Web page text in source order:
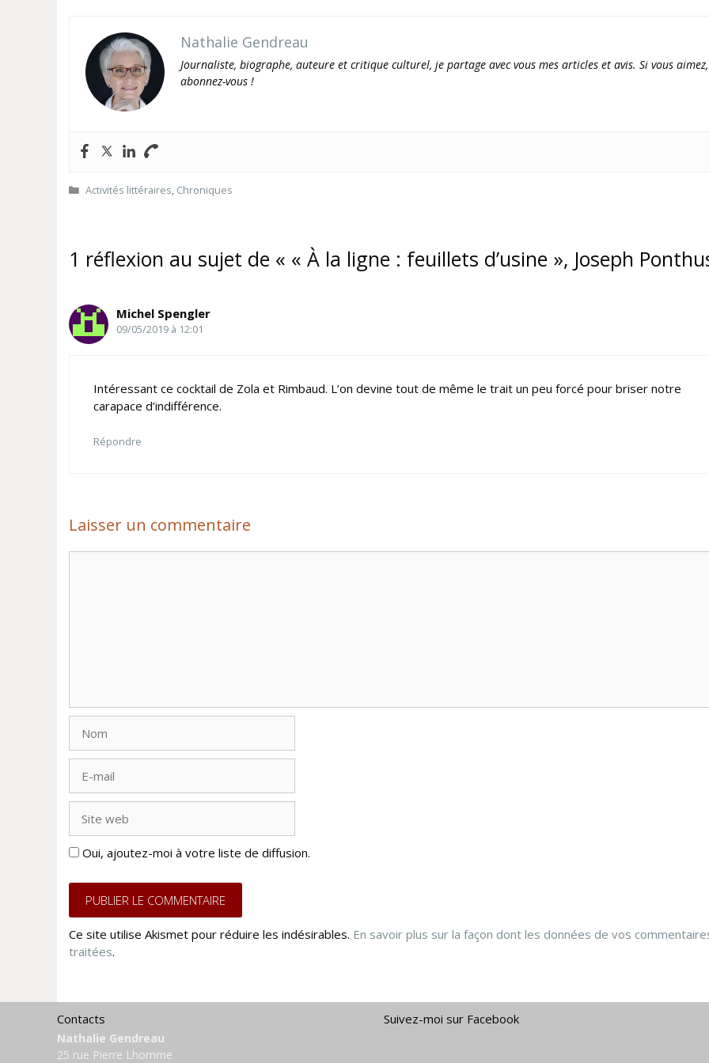
Nathalie Gendreau
Journaliste, biographe, auteure et critique culturel, je partage avec vous mes articles et avis. Si vous aimez,
abonnez-vous !
Catégories
Activités littéraires, Chroniques
1 réflexion au sujet de « « À la ligne : feuillets d’usine », Joseph
Michel Spengler
09/05/2019 à 12:01
Intéressant ce cocktail de Zola et Rimbaud. L’on devine tout de même le trait un peu forcé pour briser notre
carapace d’indifférence.
Répondre
Laisser un commentaire
mail
web
Oui, ajoutez-moi à votre liste de diffusion.
Ce site utilise Akismet pour réduire les indésirables. En savoir plus sur la façon dont les données de vos
traitées.
Contacts
Nathalie Gendreau
25 rue Pierre Lhomme
Suivez-moi sur Facebook